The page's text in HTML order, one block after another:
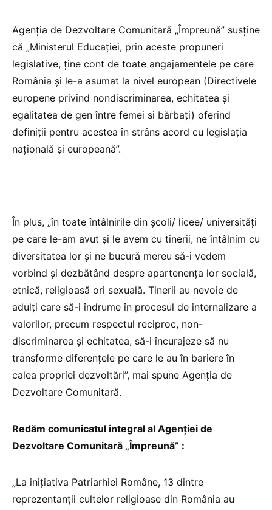
Agenția de Dezvoltare Comunitară „Împreună” susține
că „Ministerul Educației, prin aceste propuneri
legislative, ține cont de toate angajamentele pe care
România și le-a asumat la nivel european (Directivele
europene privind nondiscriminarea, echitatea și
egalitatea de gen între femei si bărbați) oferind
definiții pentru acestea în strâns acord cu legislația
națională și europeană”.
În plus, „în toate întâlnirile din școli/ licee/ universități
pe care le-am avut și le avem cu tinerii, ne întâlnim cu
diversitatea lor și ne bucură mereu să-i vedem
vorbind și dezbătând despre apartenența lor socială,
etnică, religioasă ori sexuală. Tinerii au nevoie de
adulți care să-i îndrume în procesul de internalizare a
valorilor, precum respectul reciproc, non-
discriminarea și echitatea, să-i încurajeze să nu
transforme diferențele pe care le au în bariere în
calea propriei dezvoltări”, mai spune Agenția de
Dezvoltare Comunitară.
Redăm comunicatul integral al Agenției de
Dezvoltare Comunitară „Împreună” :
„La inițiativa Patriarhiei Române, 13 dintre
reprezentanții cultelor religioase din România au